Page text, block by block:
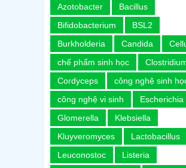
Azotobacter
Bacillus
Bifidobacterium
BSL2
Burkholderia
Candida
chế phẩm sinh học
Cordyceps
công nghệ sinh
công nghệ vi sinh
Escherichia
Glomerella
Klebsiella
Kluyveromyces
Lactobacillus
Leuconostoc
Listeria